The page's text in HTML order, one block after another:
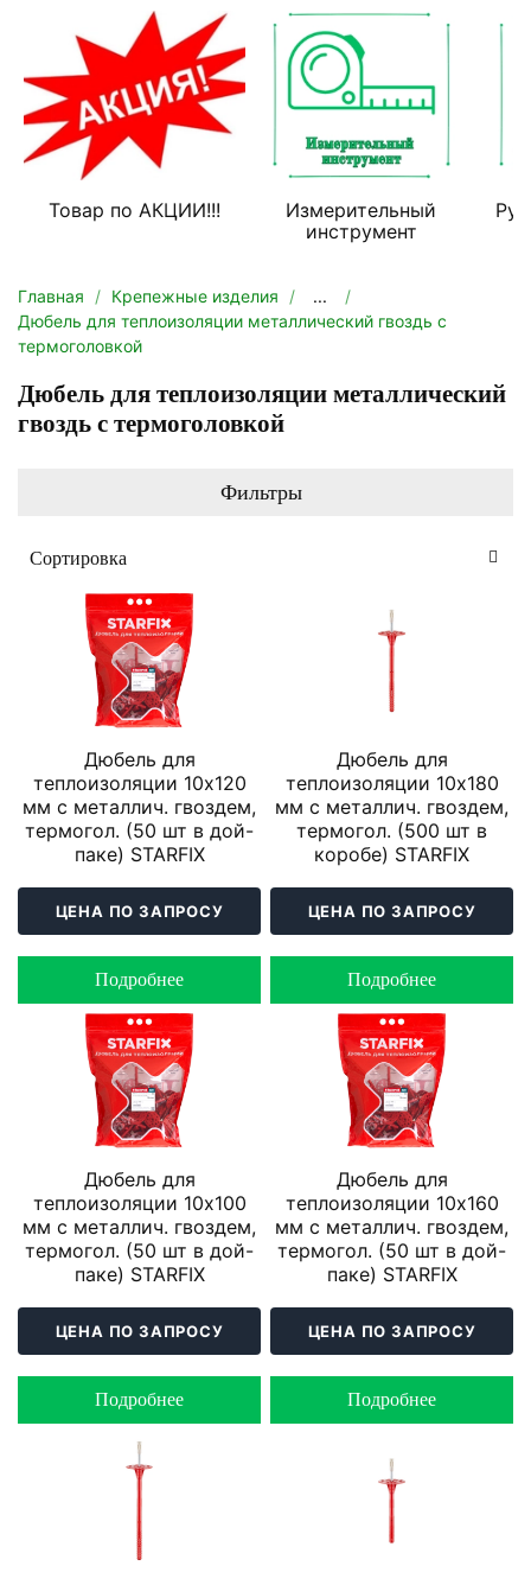
Товар по АКЦИИ!!!
Измерительный
инструмент
Главная Крепежные изделия
...
Дюбель для теплоизоляции металлический гвоздь с
термоголовкой
Дюбель для теплоизоляции металлический
гвоздь с термоголовкой
Фильтры
Дюбель для
теплоизоляции 10х120
мм с металлич. гвоздем,
термогол. (50 шт в дой-
паке) STARFIX
ЦЕНА ПО ЗАПРОСУ
Подробнее
Дюбель для
теплоизоляции 10х180
мм с металлич. гвоздем,
термогол. (500 шт в
коробе) STARFIX
ЦЕНА ПО ЗАПРОСУ
Подробнее
Дюбель для
теплоизоляции 10х100
мм с металлич. гвоздем,
термогол. (50 шт в дой-
паке) STARFIX
ЦЕНА ПО ЗАПРОСУ
Подробнее
Дюбель для
теплоизоляции 10х160
мм с металлич. гвоздем,
термогол. (50 шт в дой-
паке) STARFIX
ЦЕНА ПО ЗАПРОСУ
Подробнее